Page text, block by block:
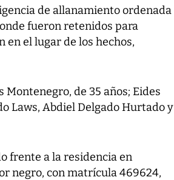
de allanamiento ordenada
fueron retenidos para
en el lugar de los hechos,
de 35 años; Eides
Laws, Abdiel Delgado Hurtado y
frente a la residencia en
negro, con matrícula 469624,